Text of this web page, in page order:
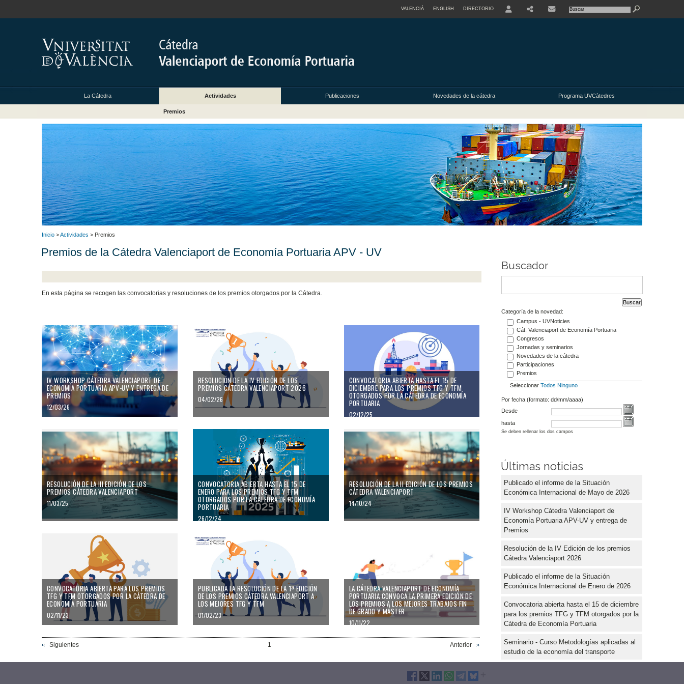
VALENCIÀ ENGLISH DIRECTORIO
La Cátedra Actividades Publicaciones Novedades de la cátedra Programa UVCàtedres
Premios
Inicio >Actividades > Premios
Premios de la Cátedra Valenciaport de Economía Portuaria APV - UV
En esta página se recogen las convocatorias y resoluciones de los premios otorgados por la Cátedra.
IV WORKSHOP CÁTEDRA VALENCIAPORT DE
ECONOMÍA PORTUARIA APV-UV Y ENTREGA DE
PREMIOS
12/03/26
RESOLUCIÓN DE LA IV EDICIÓN DE LOS
PREMIOS CÁTEDRA VALENCIAPORT 2026
04/02/26
CONVOCATORIA ABIERTA HASTA EL 15 DE
DICIEMBRE PARA LOS PREMIOS TFG Y TFM
OTORGADOS POR LA CÁTEDRA DE ECONOMÍA
PORTUARIA
02/12/25
RESOLUCIÓN DE LA III EDICIÓN DE LOS
PREMIOS CÁTEDRA VALENCIAPORT
11/03/25
CONVOCATORIA ABIERTA HASTA EL 15 DE
ENERO PARA LOS PREMIOS TFG Y TFM
OTORGADOS POR LA CÁTEDRA DE ECONOMÍA
PORTUARIA
26/12/24
RESOLUCIÓN DE LA II EDICIÓN DE LOS PREMIOS
CÁTEDRA VALENCIAPORT
14/10/24
CONVOCATORIA ABIERTA PARA LOS PREMIOS
TFG Y TFM OTORGADOS POR LA CÁTEDRA DE
ECONOMÍA PORTUARIA
02/11/23
PUBLICADA LA RESOLUCIÓN DE LA 1ª EDICIÓN
DE LOS PREMIOS CÁTEDRA VALENCIAPORT A
LOS MEJORES TFG Y TFM
01/02/23
LA CÁTEDRA VALENCIAPORT DE ECONOMÍA
PORTUARIA CONVOCA LA PRIMERA EDICIÓN DE
LOS PREMIOS A LOS MEJORES TRABAJOS FIN
DE GRADO Y MÁSTER
10/11/22
Siguientes Anterior
1
Buscador
Categoría de la novedad:
Campus - UVNoticies
Cát. Valenciaport de Economía Portuaria
Congresos
Jornadas y seminarios
Novedades de la cátedra
Participaciones
Premios
Seleccionar Todos Ninguno
Por fecha (formato: dd/mm/aaaa)
Desde
hasta
Se deben rellenar los dos campos
Últimas noticias
Publicado el informe de la Situación
Económica Internacional de Mayo de 2026
IV Workshop Cátedra Valenciaport de
Economía Portuaria APV-UV y entrega de
Premios
Resolución de la IV Edición de los premios
Cátedra Valenciaport 2026
Publicado el informe de la Situación
Económica Internacional de Enero de 2026
Convocatoria abierta hasta el 15 de diciembre
para los premios TFG y TFM otorgados por la
Cátedra de Economía Portuaria
Seminario - Curso Metodologías aplicadas al
estudio de la economía del transporte